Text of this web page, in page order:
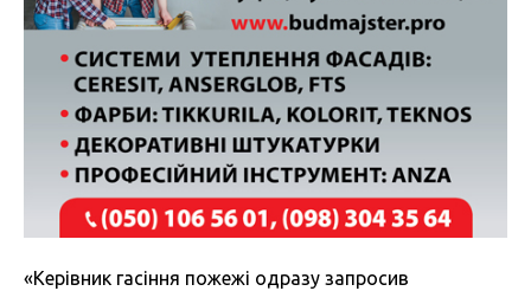
«Керівник гасіння пожежі одразу запросив